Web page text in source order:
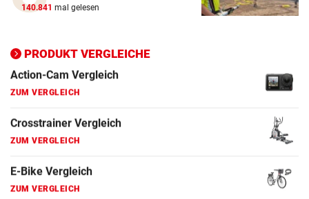
140.841 mal gelesen
PRODUKT VERGLEICHE
E-Bike Vergleich
Elektro-Scooter Vergleich
ZUM VERGLEICH
ZUM VERGLEICH
ZUM VERGLEICH